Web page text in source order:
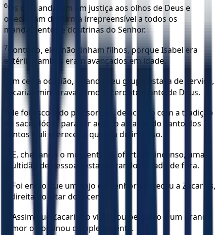
6Os dois andavam em justiça aos olhos de Deus e
obedeciam de forma irrepreensível a todos os
mandamentos e doutrinas do Senhor.
7
Contudo, eles não tinham filhos, porque Isabel era
estéril, e ambos eram avançados em idade.
Em certa ocasião, quando seu grupo estava de serviço,
Zacarias ministrava como sacerdote diante de Deus.
Ele foi escolhido por sorteio, de acordo com a tradição
do sacerdócio, para ter acesso ao altar do Santo dos
Santos e ali oferecer a queima do incenso.
E, chegando o momento da oferta do incenso, uma
multidão de pessoas estava orando do lado de fora.
Foi então que um anjo do Senhor apareceu a Zacarias,
à direita do altar do incenso.
Assim que Zacarias o viu, ficou perplexo e um grande
temor o dominou completamente.